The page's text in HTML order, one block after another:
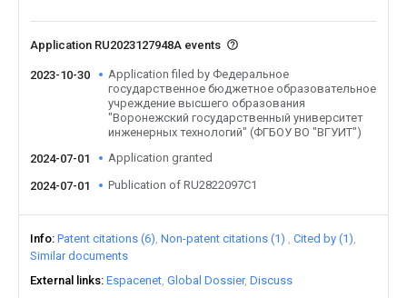
Application RU2023127948A events
2023-10-30
Application filed by Федеральное
государственное бюджетное образовательное
учреждение высшего образования
"Воронежский государственный университет
инженерных технологий" (ФГБОУ ВО "ВГУИТ")
2024-07-01
Application granted
2024-07-01 Publication of RU2822097C1
Info Patent citations (6) Non-patent citations (1)
Cited by (1)
Similar documents
External links Espacenet Global Dossier Discuss